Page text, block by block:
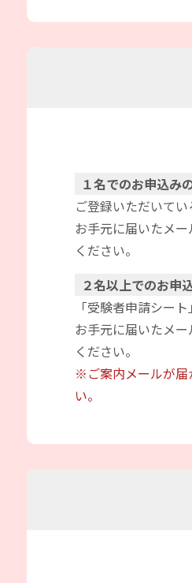
１名でのお申込み
ご登録いただいて
お手元に届いたメ
ください。
２名以上でのお申
「受験者申請シー
お手元に届いたメ
ください。
※ご案内メールが届
い。